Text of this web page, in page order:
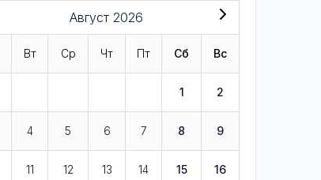
Август 2026
Вт Ср Чт Пт Сб Вс
1 2
4 5 6 7 8 9
11 12 13 14 15 16